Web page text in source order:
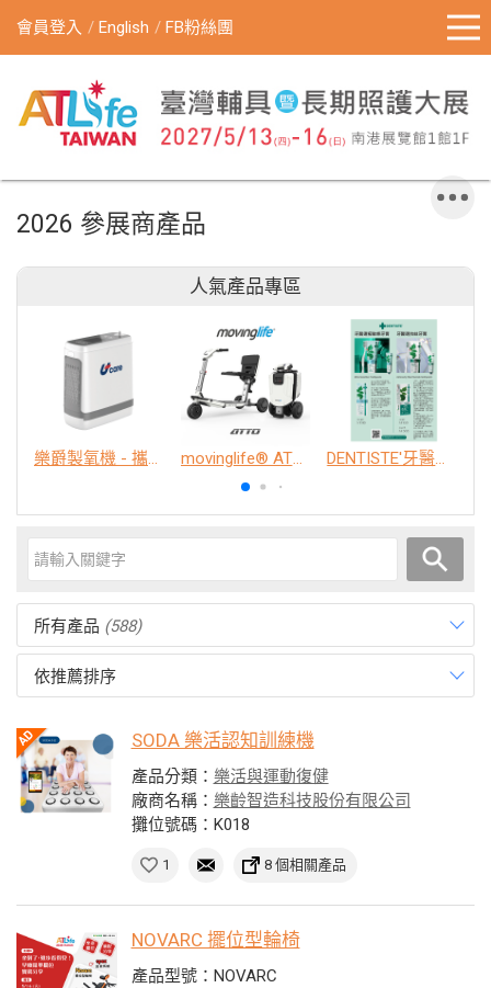
會員登入 English FB粉絲團
2026 參展商產品
人氣產品專區
樂爵製氧機 - 攜帶型 movinglife® ATTO新世代電動代步車 經典款 DENTISTE'牙醫選極敏感牙膏、抗蛀牙膏
所有產品 (588)
依推薦排序
SODA 樂活認知訓練機
產品分類： 樂活與運動復健
廠商名稱： 樂齡智造科技股份有限公司
攤位號碼：K018
1 8 個相關產品
NOVARC 擺位型輪椅
產品型號：NOVARC